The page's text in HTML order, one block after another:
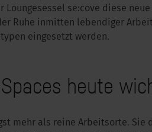
Loungesessel se:cove diese
Ruhe inmitten lebendiger
eingesetzt werden.
heute
mehr als reine Arbeitsorte. Sie